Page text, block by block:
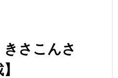
さこんさ